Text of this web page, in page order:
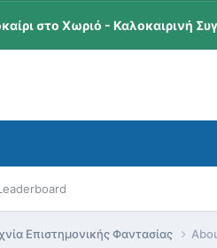
στο Χωριό - Καλοκαιρινή
Επιστημονικής Φαντασίας